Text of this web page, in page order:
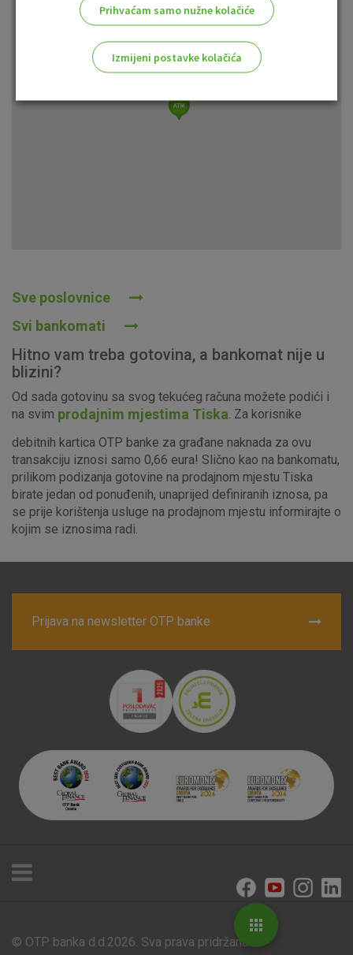
Sve poslovnice
Svi bankomati
Hitno vam treba gotovina, a bankomat nije u
blizini?
Od sada gotovinu sa svog tekućeg računa možete podići i
na svim prodajnim mjestima Tiska . Za korisnike
debitnih kartica OTP banke za građane naknada za ovu
transakciju iznosi samo 0,66 eura! Slično kao na bankomatu,
prilikom podizanja gotovine na prodajnom mjestu Tiska
birate jedan od ponuđenih, unaprijed definiranih iznosa, pa
se prije korištenja usluge na prodajnom mjestu informirajte o
kojim se iznosima radi.
Prijava na newsletter OTP banke
Poslovnice i bankomati
© OTP banka d.d.2026. Sva prava pridržana.
Prihvaćam samo nužne kolačiće
Izmijeni postavke kolačića
Ovi kolačići nužni su za funkcioniranje internetske stranice i
postavljaju kao odgovor na vaše radnje koje uključuju zahtjev
za uslugama, kao što su postavke kolačića. Svoj preglednik
o njima, ali u tom slučaju neki dijelovi stranice neće raditi. Ti
kolačići ne pohranjuju nikakve informacije koje bi vas mogle
identificirati.
Detaljnije informacije o kolačićima